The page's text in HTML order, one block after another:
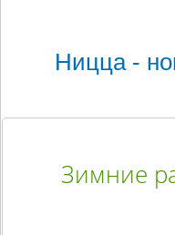
Ницца -
Зимние